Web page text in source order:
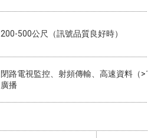
200-500公尺（訊號品質良好時）
閉路電視監控、射頻傳輸、高速資料（>10
廣播